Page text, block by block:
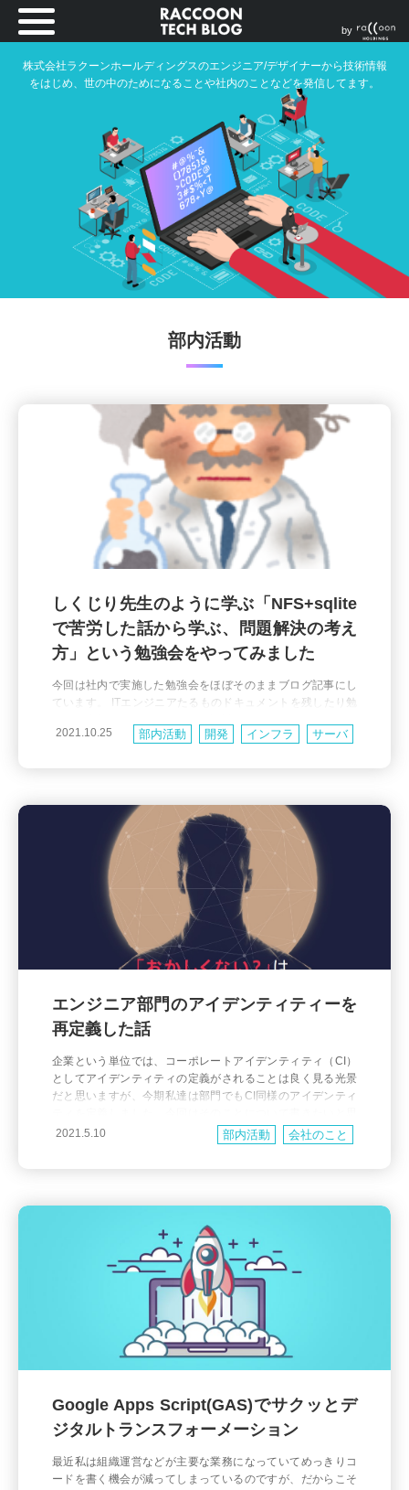
株式会社ラクーンホールディングスのエンジニア/デザイナーから技術情報
をはじめ、世の中のためになることや社内のことなどを発信してます。
by
部内活動
しくじり先生のように学ぶ「NFS+sqlite
で苦労した話から学ぶ、問題解決の考え
方」という勉強会をやってみました
今回は社内で実施した勉強会をほぼそのままブログ記事にし
ています。 ITエンジニアたるものドキュメントを残したり勉
りなど、日々 知見の伝達 を意識していると思います。主要な
いて 背
2021.10.25 開発 インフラ サーバ
部内活動
エンジニア部門のアイデンティティーを
再定義した話
企業という単位では、コーポレートアイデンティティ（CI）
としてアイデンティティの定義がされることは良く見る光景
だと思いますが、今期私達は部門でもCI同様のアイデンティ
います。 部門アイデンティティ設定の背景 なぜ、部門アイデ
ンティティの定義をすることになったか？というと、今期の
2021.5.10 会社のこと
部内活動
Google Apps Script(GAS)でサクッとデ
ジタルトランスフォーメーション
最近私は組織運営などが主要な業務になっていてめっきりコ
ードを書く機会が減ってしまっているのですが、だからこそ